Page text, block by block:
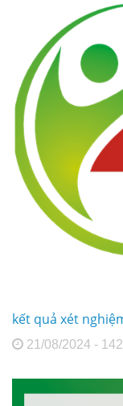
kết quả xét
21/08/2024 -